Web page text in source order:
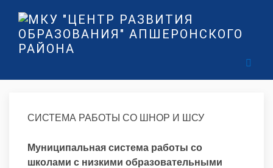
СИСТЕМА РАБОТЫ СО ШНОР И ШСУ
Муниципальная система работы со
школами с низкими образовательными